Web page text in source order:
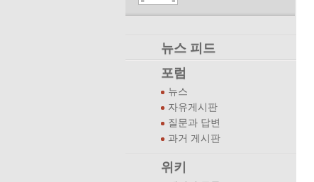
뉴스 피드
포럼
뉴스
자유게시판
질문과 답변
과거 게시판
위키